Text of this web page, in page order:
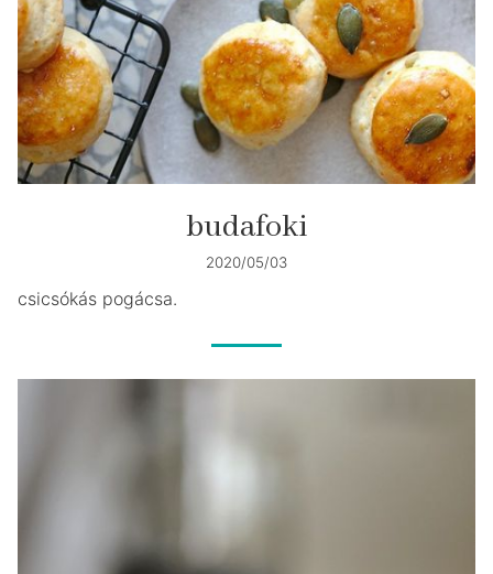
budafoki
2020/05/03
csicsókás pogácsa.